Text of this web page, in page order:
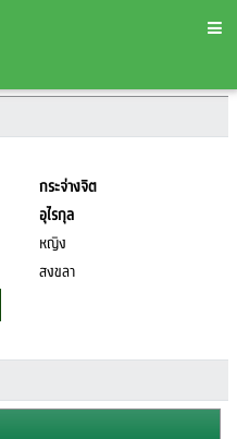
กระจ่างจิต
อุไรกุล
หญิง
สงขลา